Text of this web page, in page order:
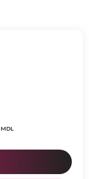
MDL